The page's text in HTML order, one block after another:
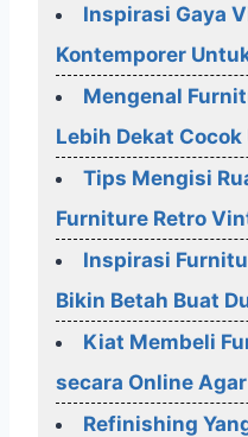
Inspirasi Gaya
Kontemporer
Mengenal
Lebih Dekat
Tips Mengisi
Furniture Retro
Inspirasi
Bikin Betah Buat
Kiat Membeli
secara Online
Refinishing